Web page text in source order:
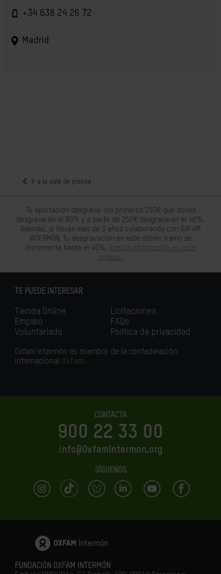
+34 638 24 26 72
Madrid
Ir a la sala de prensa
Tu aportación desgrava: los primeros 250€ que dones
desgravarán el 80% y a partir de 250€ desgravarán el 40%.
Además, si llevas más de 3 años colaborando con OXFAM
INTERMÓN, tu desgravación en este último tramo se
incrementa hasta el 45%. Amplia información en este
enlace.
TE PUEDE INTERESAR
Tienda Online
Empleo
Voluntariado
Licitaciones
FAQs
Política de privacidad
Oxfam Intermón es miembro de la confederación
internacional Oxfam.
CONTACTA
900 22 33 00
info@OxfamIntermon.org
SÍGUENOS
FUNDACIÓN OXFAM INTERMÓN